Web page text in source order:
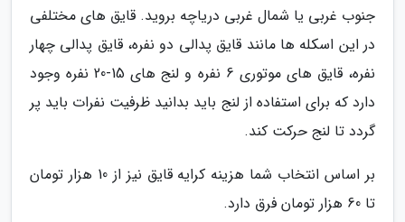
جنوب غربی یا شمال غربی دریاچه بروید. قایق های مختلفی
در این اسکله ها مانند قایق پدالی دو نفره، قایق پدالی چهار
نفره، قایق های موتوری 6 نفره و لنج های 15-20 نفره وجود
دارد که برای استفاده از لنج باید بدانید ظرفیت نفرات باید پر
گردد تا لنج حرکت کند.
بر اساس انتخاب شما هزینه کرایه قایق نیز از 10 هزار تومان
تا 60 هزار تومان فرق دارد.